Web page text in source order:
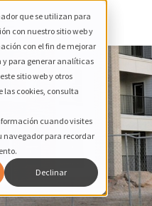
que se utilizan para
con nuestro sitio web y
con el fin de mejorar
y para generar analíticas
sitio web y otros
las cookies, consulta
cuando visites
navegador para recordar
Declinar